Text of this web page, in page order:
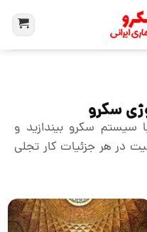
سکرو
سیستم سکرو بیندازید و
در هر جزئیات کار تجلی